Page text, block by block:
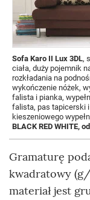
Sofa Karo II Lux 3DL,
ciała, duży pojemnik
rozkładania na
wykończenie nóżek,
falista i pianka,
falista, pas tapicerski
kieszeniowego
BLACK RED WHITE,
Gramaturę
kwadratowy
materiał jest